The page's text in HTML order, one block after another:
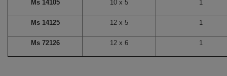
Ms 14105 10 x 5 1
Ms 14125 12 x 5 1
Ms 72126 12 x 6 1